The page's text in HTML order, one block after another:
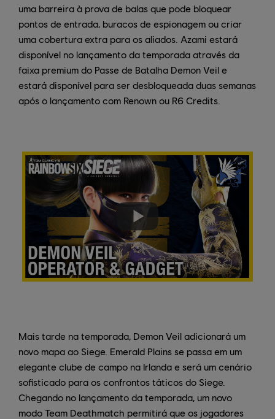
uma barreira à prova de balas que pode bloquear
pontos de entrada, buracos de espionagem ou criar
uma cobertura extra para os aliados. Azami estará
disponível no lançamento da temporada através da
faixa premium do Passe de Batalha Demon Veil e
estará disponível para ser desbloqueada duas semanas
após o lançamento com Renown ou R6 Credits.
Mais tarde na temporada, Demon Veil adicionará um
novo mapa ao Siege. Emerald Plains se passa em um
elegante clube de campo na Irlanda e será um cenário
sofisticado para os confrontos táticos do Siege.
Chegando no lançamento da temporada, um novo
modo Team Deathmatch permitirá que os jogadores